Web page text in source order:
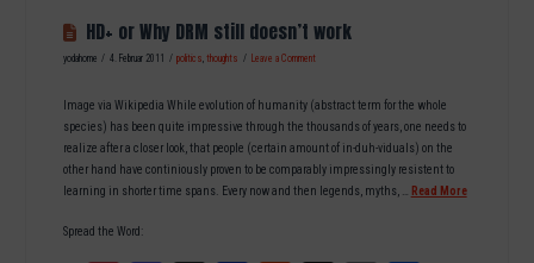
HD+ or Why DRM still doesn’t work
yodahome 4. Februar 2011 politics,thoughts Leave a Comment
Image via Wikipedia While evolution of humanity (abstract term for the whole
species) has been quite impressive through the thousands of years, one needs to
realize after a closer look, that people (certain amount of in-duh-viduals) on the
other hand have continiously proven to be comparably impressingly resistent to
learning in shorter time spans. Every now and then legends, myths, … Read More
Spread the Word: